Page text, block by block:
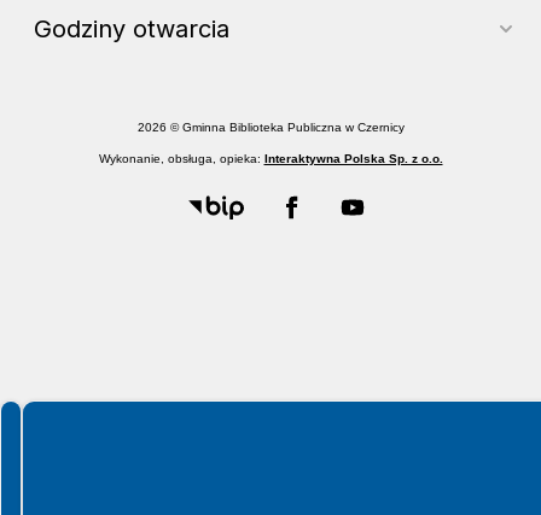
Godziny otwarcia
2026 © Gminna Biblioteka Publiczna w Czernicy
Wykonanie, obsługa, opieka: Interaktywna Polska Sp. z o.o.
Spełniamy standardy WCAG 2.2
Spełniamy standardy W3C